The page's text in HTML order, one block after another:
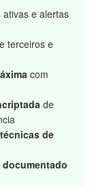
ativas e alertas
terceiros e
com
de
de
documentado